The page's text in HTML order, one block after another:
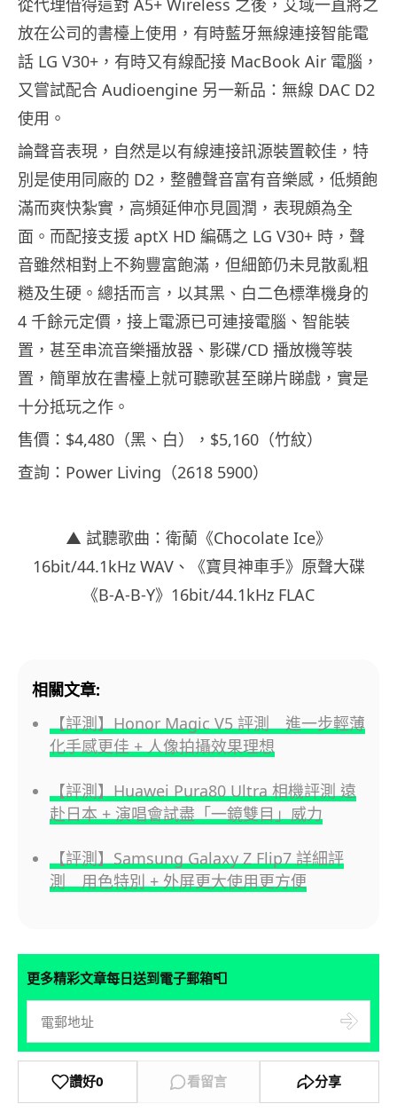
從代理借得這對 A5+ Wireless 之後，艾域一直將之
放在公司的書檯上使用，有時藍牙無線連接智能電
話 LG V30+，有時又有線配接 MacBook Air 電腦，
又嘗試配合 Audioengine 另一新品：無線 DAC D2
使用。
論聲音表現，自然是以有線連接訊源裝置較佳，特
別是使用同廠的 D2，整體聲音富有音樂感，低頻飽
滿而爽快紮實，高頻延伸亦見圓潤，表現頗為全
面。而配接支援 aptX HD 編碼之 LG V30+ 時，聲
音雖然相對上不夠豐富飽滿，但細節仍未見散亂粗
糙及生硬。總括而言，以其黑、白二色標準機身的
4 千餘元定價，接上電源已可連接電腦、智能裝
置，甚至串流音樂播放器、影碟/CD 播放機等裝
置，簡單放在書檯上就可聽歌甚至睇片睇戲，實是
十分抵玩之作。
售價：$4,480（黑、白），$5,160（竹紋）
查詢：Power Living（2618 5900）
▲ 試聽歌曲：衛蘭《Chocolate Ice》
16bit/44.1kHz WAV、《寶貝神車手》原聲大碟
《B-A-B-Y》16bit/44.1kHz FLAC
相關文章:
【評測】Honor Magic V5 評測 進一步輕薄
化手感更佳 + 人像拍攝效果理想
【評測】Huawei Pura80 Ultra 相機評測 遠
赴日本 + 演唱會試盡「一鏡雙目」威力
【評測】Samsung Galaxy Z Flip7 詳細評
測 用色特別 + 外屏更大使用更方便
更多精彩文章每日送到電子郵箱📮
讚好0 看留言 分享